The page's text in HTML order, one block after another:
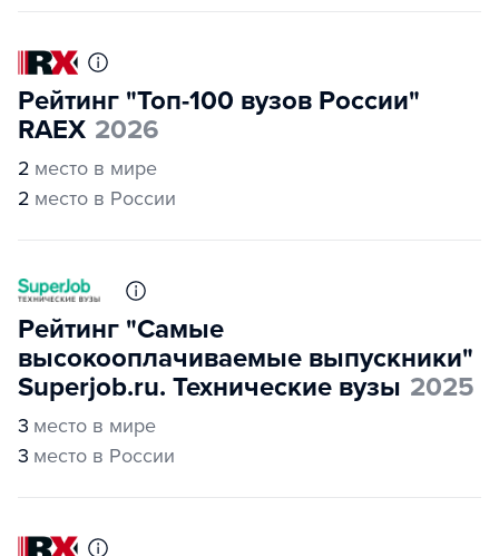
Рейтинг "Топ-100 вузов России"
RAEX 2026
2 место в мире
2 место в России
Рейтинг "Самые
высокооплачиваемые выпускники"
Superjob.ru. Технические вузы 2025
3 место в мире
3 место в России